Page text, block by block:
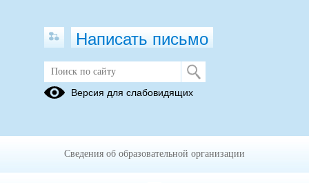
Численность иностранных
программам
Написать письмо
Версия для слабовидящих
Сведения об образовательной организации